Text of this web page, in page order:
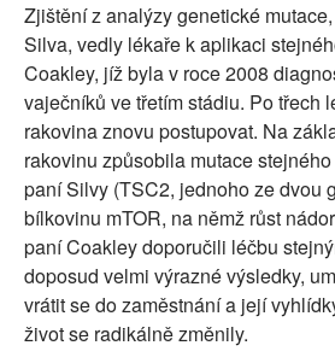
Zjištění z analýzy genetické
Silva, vedly lékaře k aplikaci
Coakley, jíž byla v roce 2008
vaječníků ve třetím stádiu. Po třech
rakovina znovu postupovat. Na
rakovinu způsobila mutace
paní Silvy (TSC2, jednoho ze dvou
bílkovinu mTOR, na němž růst
paní Coakley doporučili léčbu
doposud velmi výrazné výsledky,
vrátit se do zaměstnání a její
život se radikálně změnily.